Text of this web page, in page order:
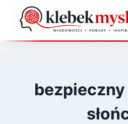
Przejdź
bezpieczny